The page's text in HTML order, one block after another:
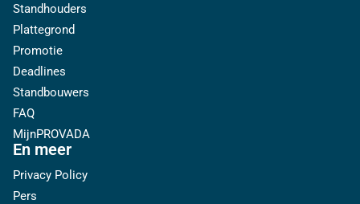
Standhouders
Plattegrond
Promotie
Deadlines
Standbouwers
FAQ
MijnPROVADA
En meer
Privacy Policy
Pers